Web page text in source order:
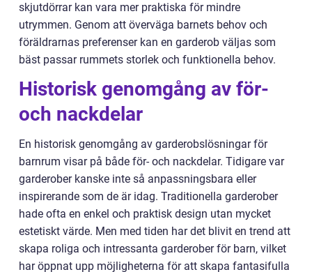
skjutdörrar kan vara mer praktiska för mindre
utrymmen. Genom att överväga barnets behov och
föräldrarnas preferenser kan en garderob väljas som
bäst passar rummets storlek och funktionella behov.
Historisk genomgång av för-
och nackdelar
En historisk genomgång av garderobslösningar för
barnrum visar på både för- och nackdelar. Tidigare var
garderober kanske inte så anpassningsbara eller
inspirerande som de är idag. Traditionella garderober
hade ofta en enkel och praktisk design utan mycket
estetiskt värde. Men med tiden har det blivit en trend att
skapa roliga och intressanta garderober för barn, vilket
har öppnat upp möjligheterna för att skapa fantasifulla